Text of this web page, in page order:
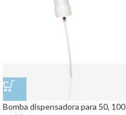
Bomba dispensadora para 50, 100